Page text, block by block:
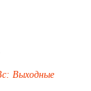
Выходные